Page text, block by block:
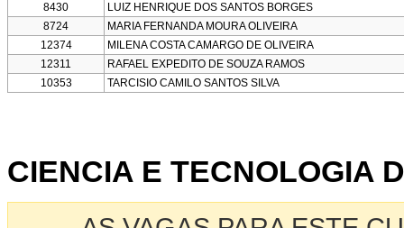
8430
LUIZ HENRIQUE DOS SANTOS BORGES
8724
MARIA FERNANDA MOURA OLIVEIRA
12374
MILENA COSTA CAMARGO DE OLIVEIRA
12311
RAFAEL EXPEDITO DE SOUZA RAMOS
10353
TARCISIO CAMILO SANTOS SILVA
CIENCIA E TECNOLOGIA